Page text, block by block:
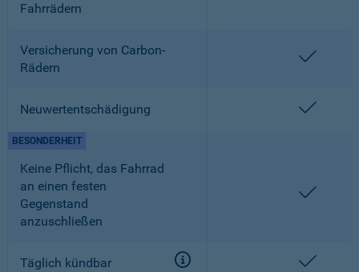
Fahrrädern
Versicherung von Carbon-
Rädern
Neuwertentschädigung
Keine Pflicht, das Fahrrad
an einen festen
Gegenstand
anzuschließen
BESONDERHEIT
Täglich kündbar